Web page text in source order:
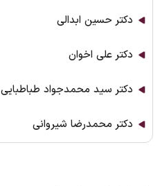
دکتر حسین ابدالی
دکتر علی اخوان
دکتر سید محمدجواد طباطبایی
دکتر محمدرضا شیروانی